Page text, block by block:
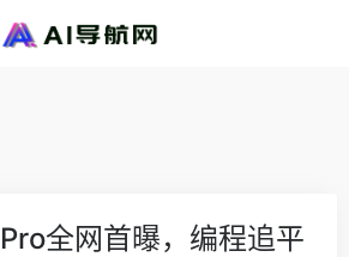
全网首曝，编程追平